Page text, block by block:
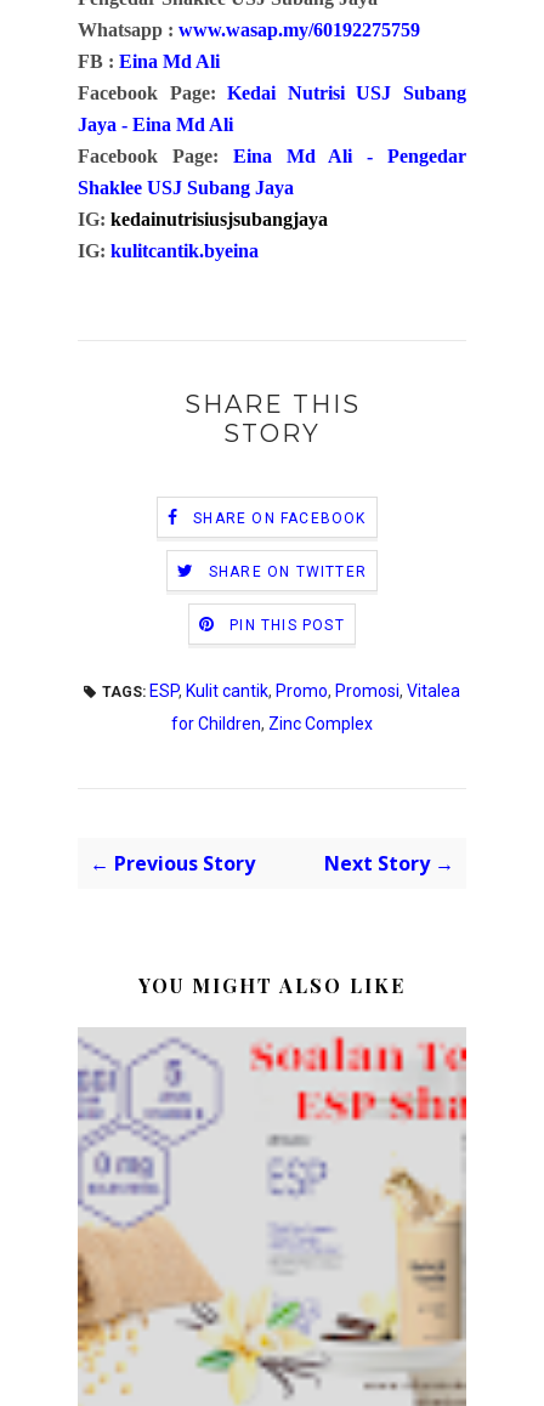
Whatsapp : www.wasap.my/60192275759
FB : Eina Md Ali
Facebook Page:Kedai Nutrisi USJ Subang
Jaya - Eina Md Ali
Facebook Page: Eina Md Ali - Pengedar
Shaklee USJ Subang Jaya
IG: kedainutrisiusjsubangjaya
IG: kulitcantik.byeina
SHARE THIS
STORY
SHARE ON FACEBOOK
SHARE ON TWITTER
PIN THIS POST
TAGS: ESP, Kulit cantik, Promo, Promosi, Vitalea
for Children, Zinc Complex
← Previous Story Next Story →
YOU MIGHT ALSO LIKE